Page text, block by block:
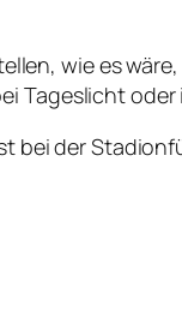
wie es
Tageslicht
bei der